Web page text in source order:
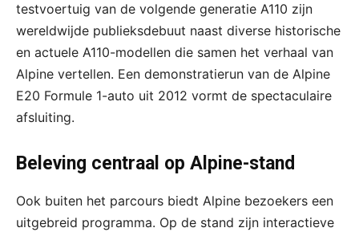
testvoertuig van de volgende generatie A110 zijn
wereldwijde publieksdebuut naast diverse historische
en actuele A110-modellen die samen het verhaal van
Alpine vertellen. Een demonstratierun van de Alpine
E20 Formule 1-auto uit 2012 vormt de spectaculaire
afsluiting.
Beleving centraal op Alpine-stand
Ook buiten het parcours biedt Alpine bezoekers een
uitgebreid programma. Op de stand zijn interactieve